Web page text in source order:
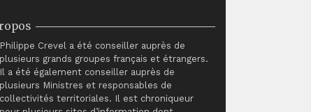
Philippe Crevel a été conseiller auprès de
plusieurs grands groupes français et étrangers.
Il a été également conseiller auprès de
plusieurs Ministres et responsables de
collectivités territoriales. Il est chroniqueur